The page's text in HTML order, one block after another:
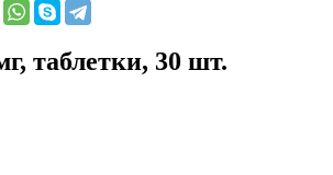
таблетки, 30 шт.